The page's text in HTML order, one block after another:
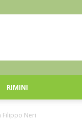
RIMINI
Filippo Neri